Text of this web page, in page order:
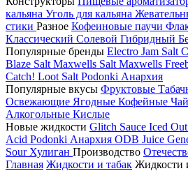
кальяна Уголь для кальяна
стики Разное Кофеиновые паучи
Классический Солевой Гибридный
Популярные бренды Electro Jam Salt
Blaze Salt Maxwells Salt Maxwells
Catch! Loot Salt Podonki Анархия
Популярные вкусы Фруктовые
Освежающие Ягодные Кофейные
Алкогольные Кислые
Новые жидкости Glitch Sauce Iced
Acid Podonki Анархия ODB Juice
Sour Хулиган Производство
Главная Жидкости и табак Жидкости